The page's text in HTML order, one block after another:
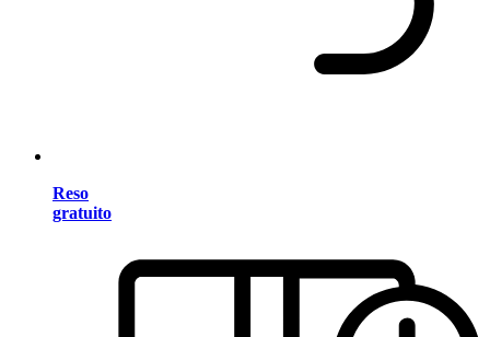
Reso
gratuito